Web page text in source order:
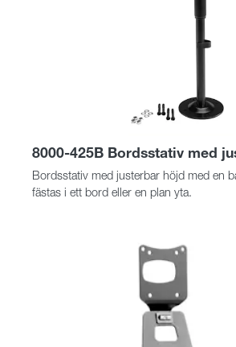
8000-425B Bordsstativ med
Bordsstativ med justerbar höjd med en
fästas i ett bord eller en plan yta.